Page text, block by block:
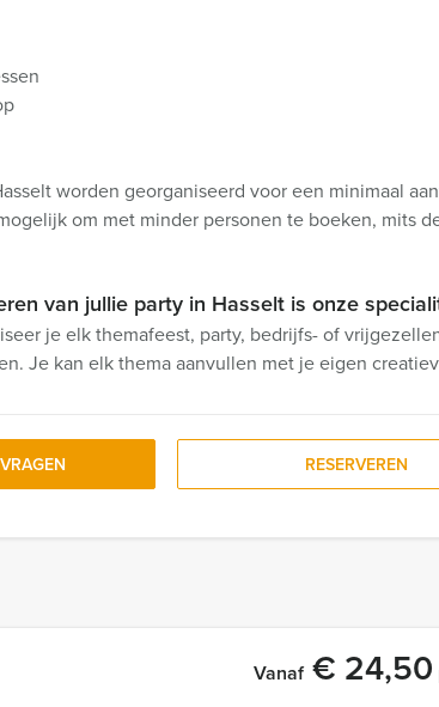
worden georganiseerd voor een minimaal
om met minder personen te boeken, mits
van jullie party in Hasselt is onze
je elk themafeest, party, bedrijfs- of
Je kan elk thema aanvullen met je eigen
RESERVEREN
Vanaf€ 24,50